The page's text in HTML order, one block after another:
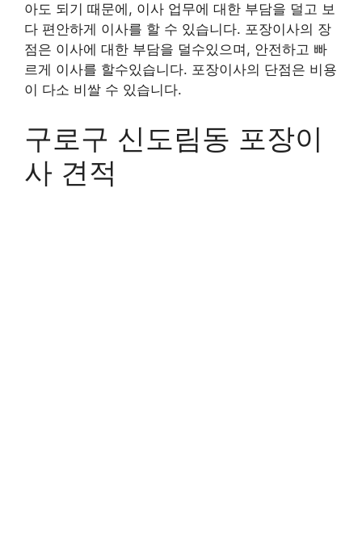
아도 되기 때문에, 이사 업무에 대한 부담을 덜고 보
다 편안하게 이사를 할 수 있습니다. 포장이사의 장
점은 이사에 대한 부담을 덜수있으며, 안전하고 빠
르게 이사를 할수있습니다. 포장이사의 단점은 비용
이 다소 비쌀 수 있습니다.
구로구 신도림동 포장이
사 견적